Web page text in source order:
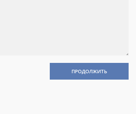
ПРОДОЛЖИТЬ